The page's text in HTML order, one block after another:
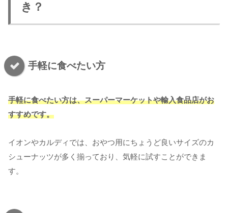
き？
手軽に食べたい方
手軽に食べたい方は、スーパーマーケットや輸入食品店がお
すすめです。
イオンやカルディでは、おやつ用にちょうど良いサイズのカ
シューナッツが多く揃っており、気軽に試すことができま
す。